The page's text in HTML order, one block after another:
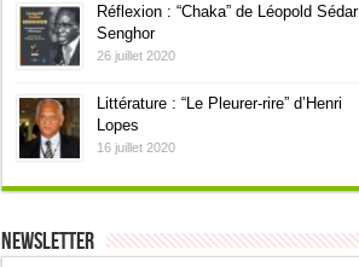
Réflexion : “Chaka” de Léopold Sédar
Senghor
26 juillet 2020
Littérature : “Le Pleurer-rire” d’Henri
Lopes
16 juillet 2020
Newsletter